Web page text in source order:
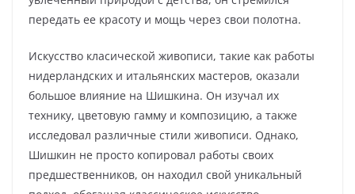
передать ее красоту и мощь через свои полотна.
Искусство класической живописи, такие как работы
нидерландских и итальянских мастеров, оказали
большое влияние на Шишкина. Он изучал их
технику, цветовую гамму и композицию, а также
исследовал различные стили живописи. Однако,
Шишкин не просто копировал работы своих
предшественников, он находил свой уникальный